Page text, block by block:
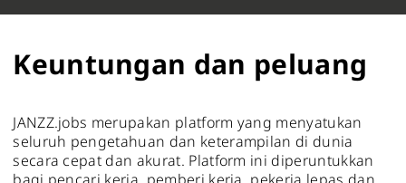
Keuntungan dan peluang
JANZZ.jobs merupakan platform yang menyatukan
seluruh pengetahuan dan keterampilan di dunia
secara cepat dan akurat. Platform ini diperuntukkan